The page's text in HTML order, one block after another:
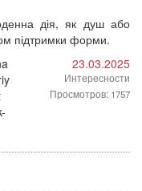
дія, як душ або
підтримки форми.
23.03.2025
Интересности
Просмотров: 1757